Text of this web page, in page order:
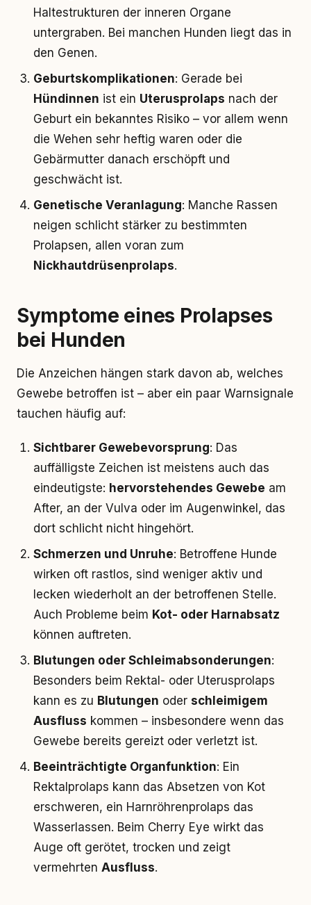
Haltestrukturen der inneren Organe
untergraben. Bei manchen Hunden liegt das in
den Genen.
Geburtskomplikationen: Gerade bei
Hündinnen ist ein Uterusprolaps nach der
Geburt ein bekanntes Risiko – vor allem wenn
die Wehen sehr heftig waren oder die
Gebärmutter danach erschöpft und
geschwächt ist.
Genetische Veranlagung: Manche Rassen
neigen schlicht stärker zu bestimmten
Prolapsen, allen voran zum
Nickhautdrüsenprolaps.
Symptome eines Prolapses
bei Hunden
Die Anzeichen hängen stark davon ab, welches
Gewebe betroffen ist – aber ein paar Warnsignale
tauchen häufig auf:
Sichtbarer Gewebevorsprung: Das
auffälligste Zeichen ist meistens auch das
eindeutigste: hervorstehendes Gewebe am
After, an der Vulva oder im Augenwinkel, das
dort schlicht nicht hingehört.
Schmerzen und Unruhe: Betroffene Hunde
wirken oft rastlos, sind weniger aktiv und
lecken wiederholt an der betroffenen Stelle.
Auch Probleme beim Kot- oder Harnabsatz
können auftreten.
Blutungen oder Schleimabsonderungen:
Besonders beim Rektal- oder Uterusprolaps
kann es zu Blutungen oder schleimigem
Ausfluss kommen – insbesondere wenn das
Gewebe bereits gereizt oder verletzt ist.
Beeinträchtigte Organfunktion: Ein
Rektalprolaps kann das Absetzen von Kot
erschweren, ein Harnröhrenprolaps das
Wasserlassen. Beim Cherry Eye wirkt das
Auge oft gerötet, trocken und zeigt
vermehrten Ausfluss.